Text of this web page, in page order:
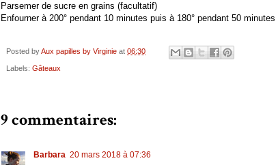
Parsemer de sucre en grains (facultatif)
Enfourner à 200° pendant 10 minutes puis à 180° pendant 50 minutes
Posted byAux papilles by Virginie at 06:30
Labels: Gâteaux
9 commentaires:
Barbara 20 mars 2018 à 07:36